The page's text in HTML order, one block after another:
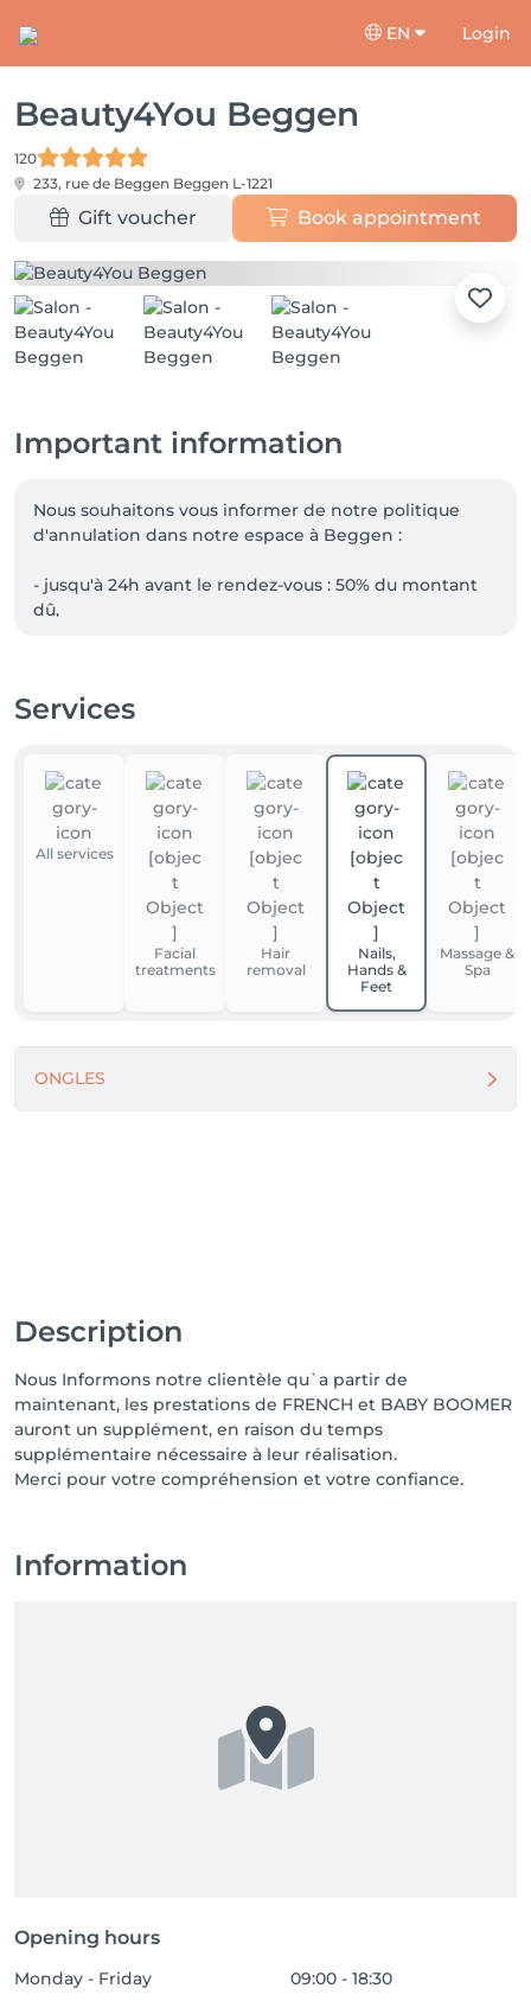
EN Login
Beauty4You Beggen
120
233, rue de Beggen Beggen L-1221
Gift voucher Book appointment
Important information
Nous souhaitons vous informer de notre politique
d'annulation dans notre espace à Beggen :
- jusqu'à 24h avant le rendez-vous : 50% du montant
dû,
En cas d'annulation ou de retard, quelle qu'en soit
engagée, notamment en cas de trafic, de maladie ou
d'oubli !
Services
All services
Facial
treatments
Hair
removal
Nails,
Hands &
Feet
Massage &
Spa
ONGLES
Description
Nous Informons notre clientèle qu`a partir de
maintenant, les prestations de FRENCH et BABY BOOMER
auront un supplément, en raison du temps
supplémentaire nécessaire à leur réalisation.
Merci pour votre compréhension et votre confiance.
Information
Opening hours
Monday - Friday
09:00 - 18:30